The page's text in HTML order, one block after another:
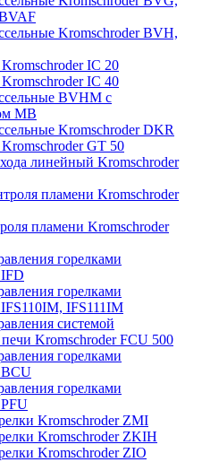
Kromschroder BVH,
IC 20
IC 40
BVHM с
МВ
Kromschroder DKR
GT 50
линейный Kromschroder
пламени Kromschroder
пламени Kromschroder
горелками
горелками
IFS111IM
системой
печи Kromschroder FCU 500
горелками
BCU
горелками
Kromschroder ZМI
Kromschroder ZKIH
Kromschroder ZIO